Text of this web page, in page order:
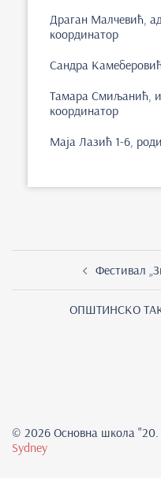
Драган Малчевић,
координатор
Сандра
Тамара Смиљанић,
координатор
Маја Лазић 1-6,
Фестивал
ОПШТИНСКО
© 2026 Основна школа "20.
Sydney